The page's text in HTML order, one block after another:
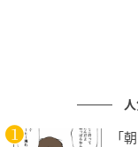
の記
「